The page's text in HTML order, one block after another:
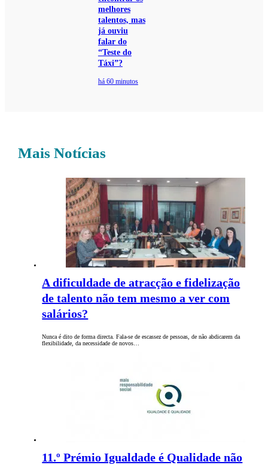
melhores
talentos, mas
já ouviu
falar do
“Teste do
Táxi”?
há 60 minutos
Mais Notícias
A dificuldade de atracção e fidelização
de talento não tem mesmo a ver com
salários?
Nunca é dito de forma directa. Fala-se de escassez de pessoas, de não abdicarem da
flexibilidade, da necessidade de novos…
11.º Prémio Igualdade é Qualidade não